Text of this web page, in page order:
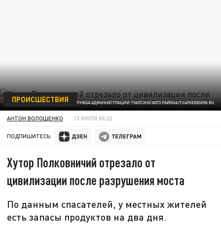
ФОТО: ПРЕСС-СЛУЖБА АДМИНИСТРАЦИИ ТУАПСИНСКОГО РАЙОНА/TUAPSEREGION.RU
ПРОИСШЕСТВИЯ
АНТОН ВОЛОЩЕНКО 13 ИЮЛЯ 08:22
ПОДПИШИТЕСЬ:
Хутор Полковничий отрезало от
цивилизации после разрушения моста
По данным спасателей, у местных жителей
есть запасы продуктов на два дня.